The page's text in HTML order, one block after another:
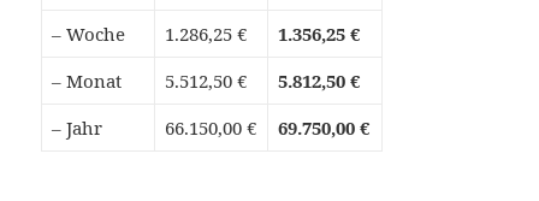
– Woche
1.286,25 €
1.356,25 €
– Monat
5.512,50 €
5.812,50 €
– Jahr
66.150,00 € 69.750,00 €